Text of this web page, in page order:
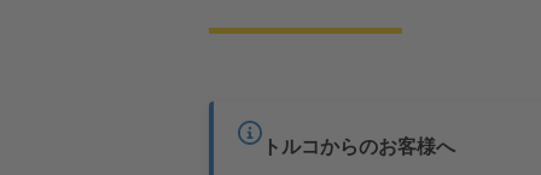
トルコからのお客様へ